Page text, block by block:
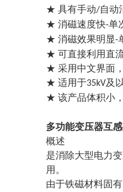
★ 具有手动/自动
★ 消磁速度快-单
★ 消磁效果明显-
★ 可直接利用直
★ 采用中文界面
★ 适用于35kV及
★ 该产品体积小
多功能变压器互
概述
是消除大型电力
用。
由于铁磁材料固